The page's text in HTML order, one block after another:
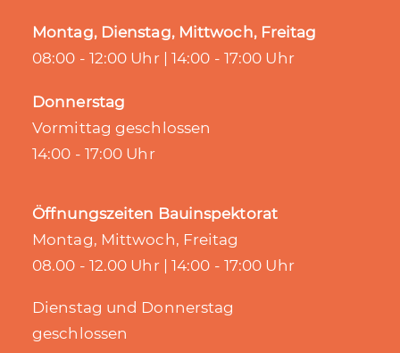
Montag, Dienstag, Mittwoch, Freitag
08:00 - 12:00 Uhr | 14:00 - 17:00 Uhr
Donnerstag
Vormittag geschlossen
14:00 - 17:00 Uhr
Öffnungszeiten Bauinspektorat
Montag, Mittwoch, Freitag
08.00 - 12.00 Uhr | 14:00 - 17:00 Uhr
Dienstag und Donnerstag
geschlossen